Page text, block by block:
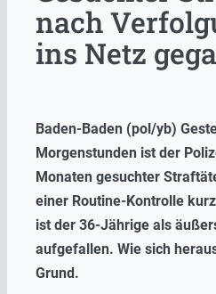
nach
ins Netz
Baden-Baden (pol/yb)
Morgenstunden ist der
Monaten gesuchter
einer Routine-Kontrolle
ist der 36-Jährige als
aufgefallen. Wie sich
Grund.